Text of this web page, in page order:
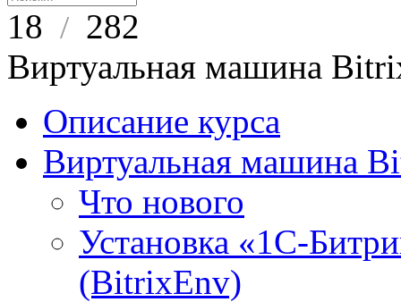
18 / 282
Виртуальная машина
Описание курса
Виртуальная машина
Что нового
Установка «1С-
(BitrixEnv)